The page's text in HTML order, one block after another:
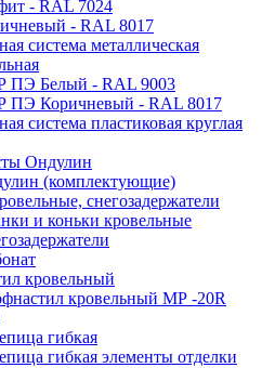
- RAL 7024
- RAL 8017
система металлическая
ПЭ Белый - RAL 9003
ПЭ Коричневый - RAL 8017
система пластиковая круглая
Ондулин
(комплектующие)
снегозадержатели
и коньки кровельные
кровельный
кровельный МР -20R
гибкая
гибкая элементы отделки